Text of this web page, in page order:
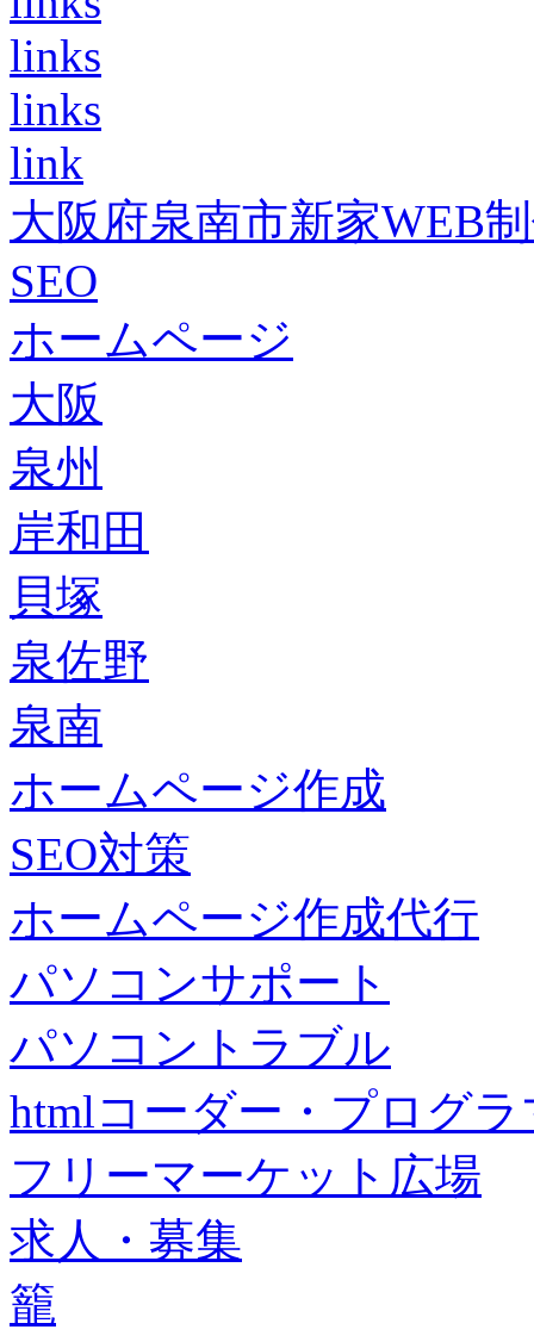
links
links
link
大阪府泉南市新家WEB
SEO
ホームページ
大阪
泉州
岸和田
貝塚
泉佐野
泉南
ホームページ作成
SEO対策
ホームページ作成代行
パソコンサポート
パソコントラブル
htmlコーダー・プログラ
フリーマーケット広場
求人・募集
籠